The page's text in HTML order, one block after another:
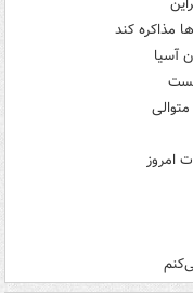
مذاکره کند
آسیا